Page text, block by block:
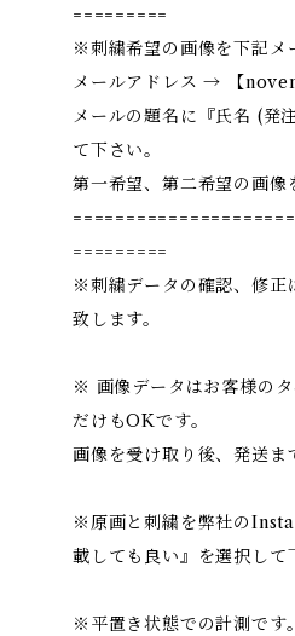
=========
※刺繍希望の画像を下記メ
メールアドレス → 【
メールの題名に『氏名 (発
て下さい。
第一希望、第二希望の画像
=========
※刺繍データの確認、修正
致します。
※ 画像データはお客様の
だけもOKです。
画像を受け取り後、発送ま
※原画と刺繍を弊社の
載しても良い』を選択して
※平置き状態での計測です